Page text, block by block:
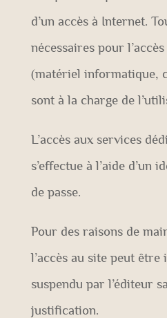
d’un accès à Internet.
nécessaires pour
(matériel informatique,
sont à la charge de
L’accès aux services
s’effectue à l’aide d’un
de passe.
Pour des raisons de
l’accès au site peut
suspendu par l’éditeur
justification.